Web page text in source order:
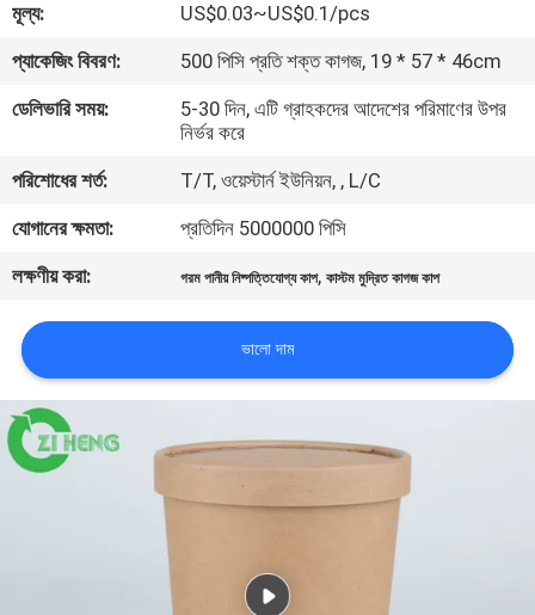
মান
নিয়ন্ত্রণ
করুন
খবর
উদ্ধৃতির
জন্য
আবেদন
মূল্য:
US$0.03~US$0.1/pcs
প্যাকেজিং বিবরণ:
500 পিসি প্রতি শক্ত কাগজ, 19 * 57 * 46cm
ডেলিভারি সময়:
5-30 দিন, এটি গ্রাহকদের আদেশের পরিমাণের উপর
নির্ভর করে
পরিশোধের শর্ত:
T/T, ওয়েস্টার্ন ইউনিয়ন, , L/C
যোগানের ক্ষমতা:
প্রতিদিন 5000000 পিসি
লক্ষণীয় করা:
গরম পানীয় নিষ্পত্তিযোগ্য কাপ,কাস্টম মুদ্রিত কাগজ কাপ
ভালো দাম